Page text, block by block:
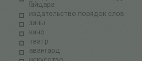
Гайдара
издательство порядок слов
зины
кино
театр
авангард